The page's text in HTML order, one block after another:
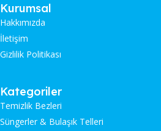
Kurumsal
Hakkımızda
İletişim
Gizlilik Politikası
Kategoriler
Temizlik Bezleri
Süngerler & Bulaşık Telleri